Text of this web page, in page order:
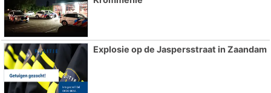
Explosie op de Jaspersstraat in Zaandam